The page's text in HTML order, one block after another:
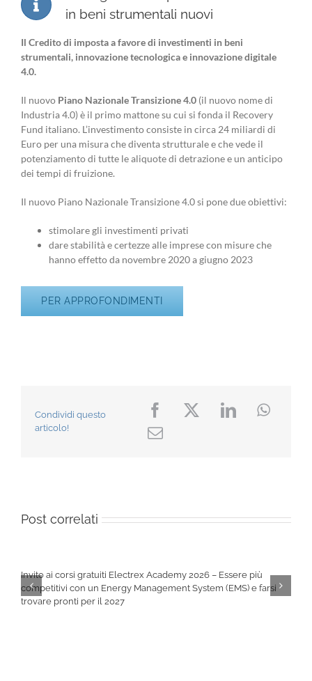
in beni strumentali nuovi
Il Credito di imposta a favore di investimenti in beni
strumentali, innovazione tecnologica e innovazione digitale
4.0.
Il nuovo Piano Nazionale Transizione 4.0 (il nuovo nome di
Industria 4.0) è il primo mattone su cui si fonda il Recovery
Fund italiano. L’investimento consiste in circa 24 miliardi di
Euro per una misura che diventa strutturale e che vede il
potenziamento di tutte le aliquote di detrazione e un anticipo
dei tempi di fruizione.
Il nuovo Piano Nazionale Transizione 4.0 si pone due obiettivi:
stimolare gli investimenti privati
dare stabilità e certezze alle imprese con misure che
hanno effetto da novembre 2020 a giugno 2023
PER APPROFONDIMENTI
Condividi questo
articolo!
Post correlati
Invito ai corsi gratuiti Electrex Academy 2026 – Essere più
competitivi con un Energy Management System (EMS) e farsi
trovare pronti per il 2027